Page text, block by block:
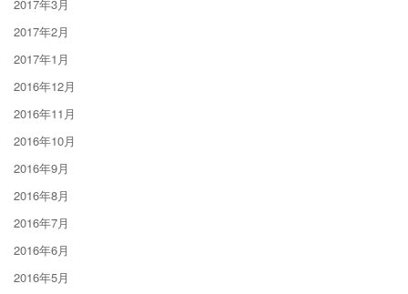
2017年3月
2017年2月
2017年1月
2016年12月
2016年11月
2016年10月
2016年9月
2016年8月
2016年7月
2016年6月
2016年5月